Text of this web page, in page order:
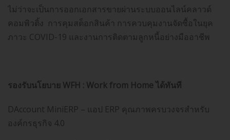
ไม่ว่าจะเป็นการออกเอกสารขายผ่านระบบออนไลน์คลาวด์
คอมพิวติ้ง การคุมสต็อกสินค้า การควบคุมงานจัดซื้อในยุค
ภาวะ COVID-19 และงานการติดตามลูกหนี้อย่างมืออาชีพ
รองรับนโยบาย WFH : Work from Home ได้ทันที
DAccount MiniERP – แอป ERP คุณภาพครบวงจรสำหรับ
องค์กรธุรกิจ 4.0